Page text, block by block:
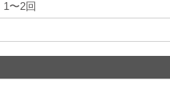
1〜2回